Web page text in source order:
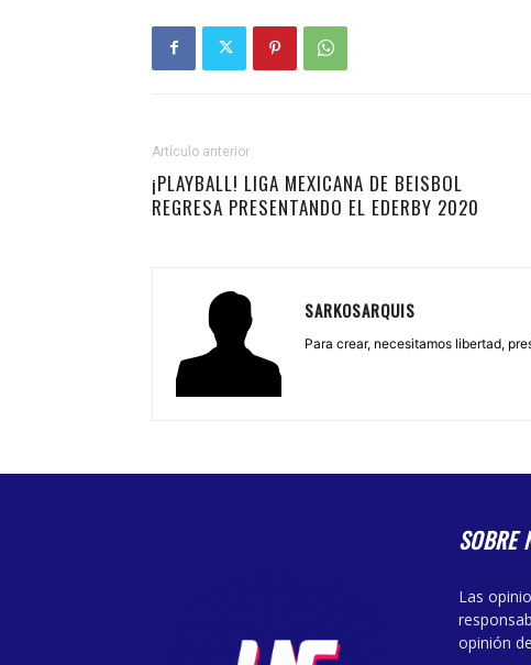
Artículo anterior
¡PLAYBALL! LIGA MEXICANA DE BEISBOL
REGRESA PRESENTANDO EL EDERBY 2020
SARKOSARQUIS
Para crear, necesitamos libertad,
SOBRE
Las
opinión